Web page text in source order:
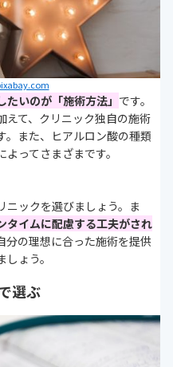
いのが「施術方法」 です。
えて、クリニック独自の施術
。また、ヒアルロン酸の種類
ってさまざまです。
ニックを選びましょう。ま
タイムに配慮する工夫がされ
分の理想に合った施術を提供
ょう。
選ぶ